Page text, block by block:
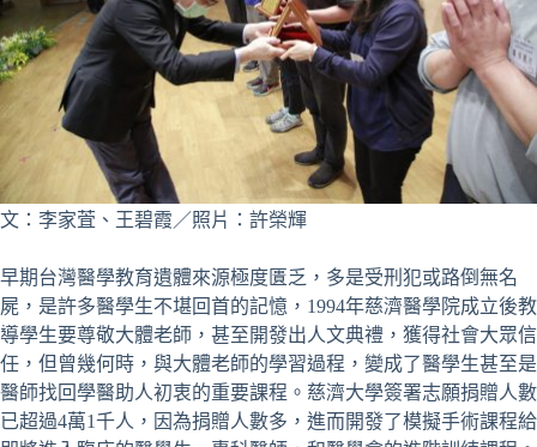
文：李家萓、王碧霞／照片：許榮輝
早期台灣醫學教育遺體來源極度匱乏，多是受刑犯或路倒無名
屍，是許多醫學生不堪回首的記憶，1994年慈濟醫學院成立後教
導學生要尊敬大體老師，甚至開發出人文典禮，獲得社會大眾信
任，但曾幾何時，與大體老師的學習過程，變成了醫學生甚至是
醫師找回學醫助人初衷的重要課程。慈濟大學簽署志願捐贈人數
已超過4萬1千人，因為捐贈人數多，進而開發了模擬手術課程給